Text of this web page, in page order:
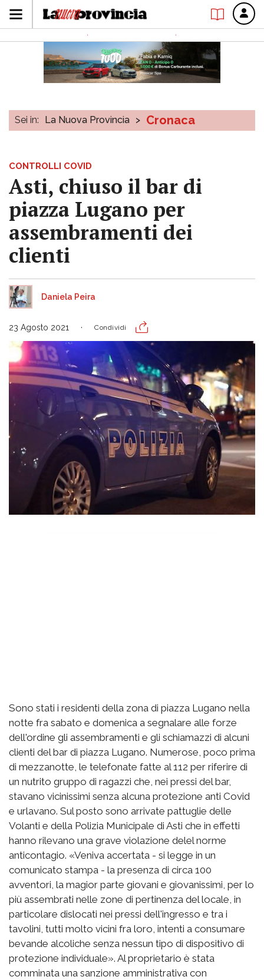
Sei in: La Nuova Provincia > Cronaca
CONTROLLI COVID
Asti, chiuso il bar di
piazza Lugano per
assembramenti dei
clienti
Daniela Peira
23 Agosto 2021 Condividi
Sono stati i residenti della zona di piazza Lugano nella
notte fra sabato e domenica a segnalare alle forze
dell'ordine gli assembramenti e gli schiamazzi di alcuni
clienti del bar di piazza Lugano. Numerose, poco prima
di mezzanotte, le telefonate fatte al 112 per riferire di
un nutrito gruppo di ragazzi che, nei pressi del bar,
stavano vicinissimi senza alcuna protezione anti Covid
e urlavano. Sul posto sono arrivate pattuglie delle
Volanti e della Polizia Municipale di Asti che in effetti
hanno rilevano una grave violazione delel norme
anticontagio. «Veniva accertata - si legge in un
comunicato stampa - la presenza di circa 100
avventori, la magior parte giovani e giovanissimi, per lo
più assembrati nelle zone di pertinenza del locale, in
particolare dislocati nei pressi dell'ingresso e tra i
tavolini, tutti molto vicini fra loro, intenti a consumare
bevande alcoliche senza nessun tipo di dispositivo di
protezione individuale». Al proprietario è stata
comminata una sanzione amministrativa con